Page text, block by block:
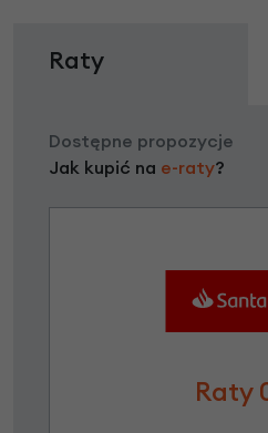
Raty
Dostępne propozycje
Jak kupić na e-raty?
Raty